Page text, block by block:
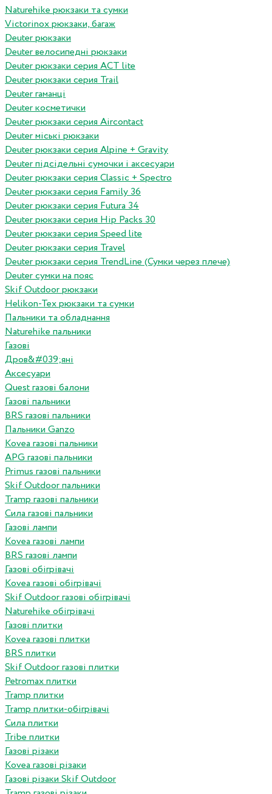
Naturehike рюкзаки та сумки
Victorinox рюкзаки, багаж
Deuter рюкзаки
Deuter велосипедні рюкзаки
Deuter рюкзаки серия ACT lite
Deuter рюкзаки серия Trail
Deuter гаманці
Deuter косметички
Deuter рюкзаки серия Aircontact
Deuter міські рюкзаки
Deuter рюкзаки серия Alpine + Gravity
Deuter підсідельні сумочки і аксесуари
Deuter рюкзаки серия Classic + Spectro
Deuter рюкзаки серия Family 36
Deuter рюкзаки серия Futura 34
Deuter рюкзаки серия Hip Packs 30
Deuter рюкзаки серия Speed lite
Deuter рюкзаки серия Travel
Deuter рюкзаки серия TrendLine (Сумки через плече)
Deuter сумки на пояс
Skif Outdoor рюкзаки
Helikon-Tex рюкзаки та сумки
Пальники та обладнання
Naturehike пальники
Газові
Дров&#039;яні
Аксесуари
Quest газові балони
Газові пальники
BRS газові пальники
Пальники Ganzo
Kovea газові пальники
APG газові пальники
Primus газові пальники
Skif Outdoor пальники
Tramp газові пальники
Сила газові пальники
Газові лампи
Kovea газові лампи
BRS газові лампи
Газові обігрівачі
Kovea газові обігрівачі
Skif Outdoor газові обігрівачі
Naturehike обігрівачі
Газові плитки
Kovea газові плитки
BRS плитки
Skif Outdoor газові плитки
Petromax плитки
Tramp плитки
Tramp плитки-обігрівачі
Сила плитки
Tribe плитки
Газові різаки
Kovea газові різаки
Газові різаки Skif Outdoor